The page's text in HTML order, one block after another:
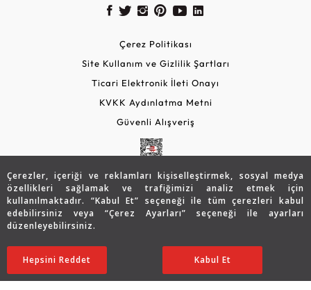
Çerezler, içeriği ve reklamları kişiselleştirmek, sosyal medya
özellikleri sağlamak ve trafiğimizi analiz etmek için
kullanılmaktadır. “Kabul Et” seçeneği ile tüm çerezleri kabul
edebilirsiniz veya “Çerez Ayarları” seçeneği ile ayarları
düzenleyebilirsiniz.
Ayarları Düzenle
Hepsini Reddet Kabul Et
33.842 TL
23.723TL SATIN ALIN
Çerez Politikası
Site Kullanım ve Gizlilik Şartları
Ticari Elektronik İleti Onayı
KVKK Aydınlatma Metni
Güvenli Alışveriş
Copyright © 2026 Assos Pırlanta - Bu sitenin tüm hakları